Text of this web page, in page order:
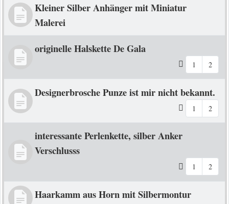
Kleiner Silber Anhänger mit Miniatur
Malerei
originelle Halskette De Gala
1 2
Designerbrosche Punze ist mir nicht bekannt.
1 2
interessante Perlenkette, silber Anker
Verschlusss
1 2
Haarkamm aus Horn mit Silbermontur